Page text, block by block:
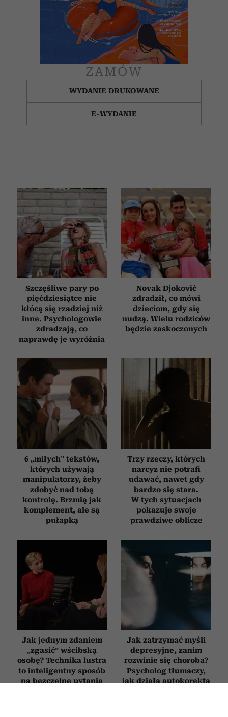
ZAMÓW
WYDANIE DRUKOWANE
E-WYDANIE
Szczęśliwe pary po
pięćdziesiątce nie
kłócą się rzadziej niż
inne. Psychologowie
zdradzają, co
naprawdę je wyróżnia
Novak Djoković
zdradził, co mówi
dzieciom, gdy się
nudzą. Wielu rodziców
będzie zaskoczonych
6 „miłych” tekstów,
których używają
manipulatorzy, żeby
zdobyć nad tobą
kontrolę. Brzmią jak
komplement, ale są
pułapką
Trzy rzeczy, których
narcyz nie potrafi
udawać, nawet gdy
bardzo się stara.
W tych sytuacjach
pokazuje swoje
prawdziwe oblicze
Jak jednym zdaniem
„zgasić” wścibską
osobę? Technika lustra
to inteligentny sposób
na bezczelne pytania
Jak zatrzymać myśli
depresyjne, zanim
rozwinie się choroba?
Psycholog tłumaczy,
jak działa autokorekta